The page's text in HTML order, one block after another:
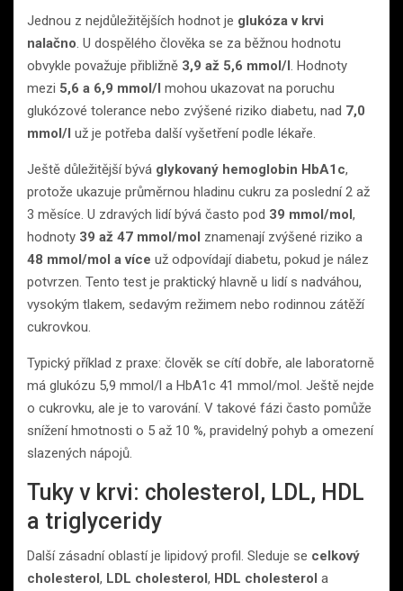
Jednou z nejdůležitějších hodnot je glukóza v krvi
nalačno. U dospělého člověka se za běžnou hodnotu
obvykle považuje přibližně 3,9 až 5,6 mmol/l. Hodnoty
mezi 5,6 a 6,9 mmol/l mohou ukazovat na poruchu
glukózové tolerance nebo zvýšené riziko diabetu, nad 7,0
mmol/l už je potřeba další vyšetření podle lékaře.
Ještě důležitější bývá glykovaný hemoglobin HbA1c,
protože ukazuje průměrnou hladinu cukru za poslední 2 až
3 měsíce. U zdravých lidí bývá často pod 39 mmol/mol,
hodnoty 39 až 47 mmol/mol znamenají zvýšené riziko a
48 mmol/mol a více už odpovídají diabetu, pokud je nález
potvrzen. Tento test je praktický hlavně u lidí s nadváhou,
vysokým tlakem, sedavým režimem nebo rodinnou zátěží
cukrovkou.
Typický příklad z praxe: člověk se cítí dobře, ale laboratorně
má glukózu 5,9 mmol/l a HbA1c 41 mmol/mol. Ještě nejde
o cukrovku, ale je to varování. V takové fázi často pomůže
snížení hmotnosti o 5 až 10 %, pravidelný pohyb a omezení
slazených nápojů.
Tuky v krvi: cholesterol, LDL, HDL
a triglyceridy
Další zásadní oblastí je lipidový profil. Sleduje se celkový
cholesterol, LDL cholesterol, HDL cholesterol a